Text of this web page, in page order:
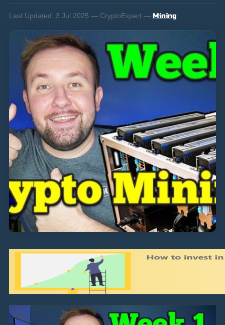
Last Updated: 3 Jul 2025 — CryptoExpert — Mining